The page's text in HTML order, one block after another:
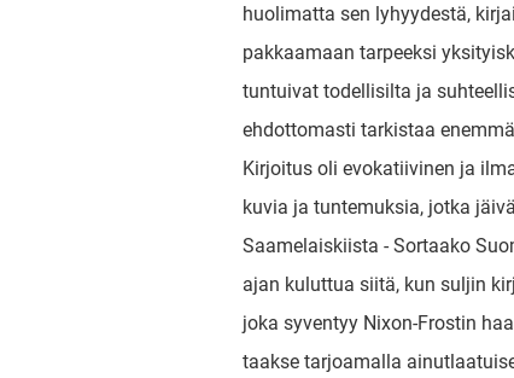
huolimatta sen lyhyydestä,
pakkaamaan tarpeeksi
tuntuivat todellisilta ja
ehdottomasti tarkistaa
Kirjoitus oli evokatiivinen ja
kuvia ja tuntemuksia, jotka
Saamelaiskiista - Sortaako
ajan kuluttua siitä, kun suljin
joka syventyy Nixon-Frostin
taakse tarjoamalla